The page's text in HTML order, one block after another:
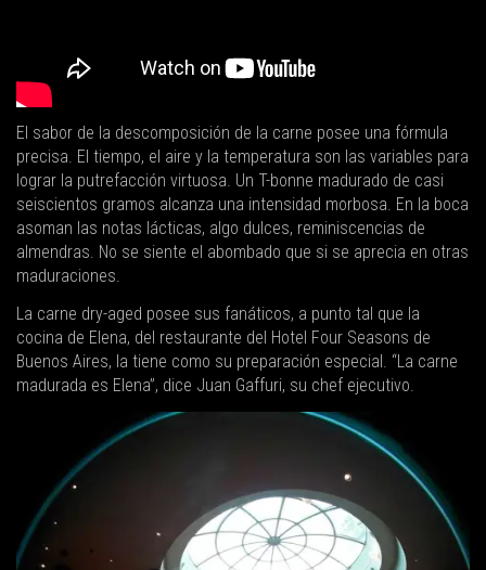
El sabor de la descomposición de la carne posee una fórmula
precisa. El tiempo, el aire y la temperatura son las variables para
lograr la putrefacción virtuosa. Un T-bonne madurado de casi
seiscientos gramos alcanza una intensidad morbosa. En la boca
asoman las notas lácticas, algo dulces, reminiscencias de
almendras. No se siente el abombado que si se aprecia en otras
maduraciones.
La carne dry-aged posee sus fanáticos, a punto tal que la
cocina de Elena, del restaurante del Hotel Four Seasons de
Buenos Aires, la tiene como su preparación especial. “La carne
madurada es Elena”, dice Juan Gaffuri, su chef ejecutivo.